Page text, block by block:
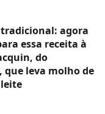
tradicional: agora
essa receita à
do
que leva molho de